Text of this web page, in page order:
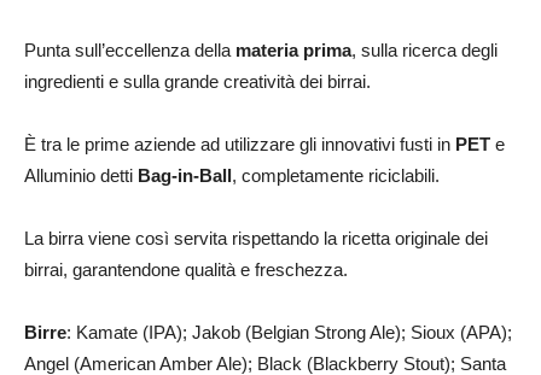
Punta sull’eccellenza della materia prima, sulla ricerca degli
ingredienti e sulla grande creatività dei birrai.
È tra le prime aziende ad utilizzare gli innovativi fusti in PET e
Alluminio detti Bag-in-Ball, completamente riciclabili.
La birra viene così servita rispettando la ricetta originale dei
birrai, garantendone qualità e freschezza.
Birre: Kamate (IPA); Jakob (Belgian Strong Ale); Sioux (APA);
Angel (American Amber Ale); Black (Blackberry Stout); Santa